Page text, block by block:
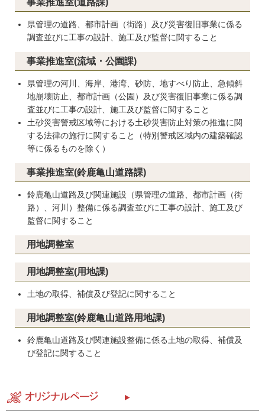
事業推進室(道路課)
県管理の道路、都市計画（街路）及び災害復旧事業に係る
調査並びに工事の設計、施工及び監督に関すること
事業推進室(流域・公園課)
県管理の河川、海岸、港湾、砂防、地すべり防止、急傾斜
地崩壊防止、都市計画（公園）及び災害復旧事業に係る調
査並びに工事の設計、施工及び監督に関すること
土砂災害警戒区域等における土砂災害防止対策の推進に関
する法律の施行に関すること（特別警戒区域内の建築確認
等に係るものを除く）
事業推進室(鈴鹿亀山道路課)
鈴鹿亀山道路及び関連施設（県管理の道路、都市計画（街
路）、河川）整備に係る調査並びに工事の設計、施工及び
監督に関すること
用地調整室
用地調整室(用地課)
土地の取得、補償及び登記に関すること
用地調整室(鈴鹿亀山道路用地課)
鈴鹿亀山道路及び関連施設整備に係る土地の取得、補償及
び登記に関すること